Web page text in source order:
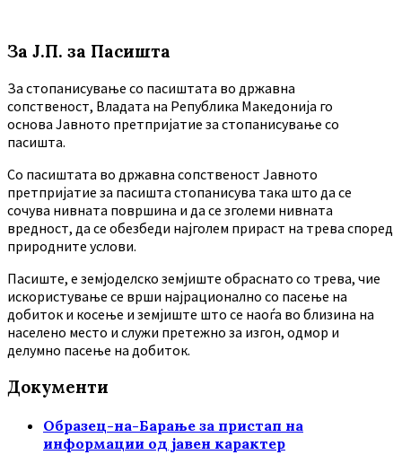
За Ј.П. за Пасишта
За стопанисување со пасиштата во државна
сопственост, Владата на Република Македонија го
основа Јавното претпријатие за стопанисување со
пасишта.
Co пасиштата во државна сопственост Јавното
претпријатие за пасишта стопанисува така што да се
сочува нивната површина и да се зголеми нивната
вредност, да се обезбеди најголем прираст на трева според
природните услови.
Пасиште, е земјоделско земјиште обраснато со трева, чие
искористување се врши најрационално со пасење на
добиток и косење и земјиште што се наоѓа во близина на
населено место и служи претежно за изгон, одмор и
делумно пасење на добиток.
Документи
Образец-на-Барање за пристап на
информации од јавен карактер